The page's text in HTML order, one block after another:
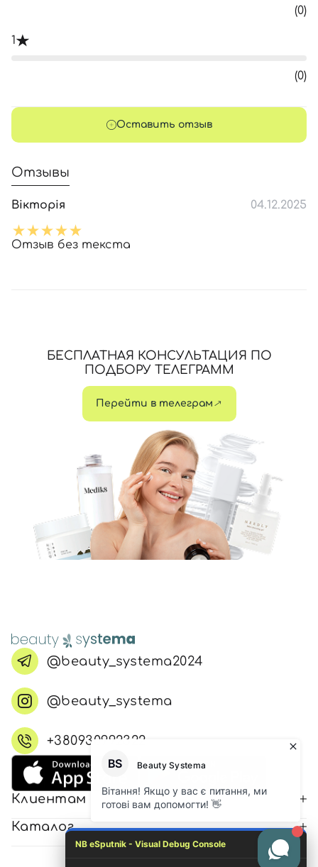
(0)
1
(0)
Оставить отзыв
Отзывы
Вікторія 04.12.2025
Отзыв без текста
БЕСПЛАТНАЯ КОНСУЛЬТАЦИЯ ПО
ПОДБОРУ ТЕЛЕГРАММ
Перейти в телеграм
@beauty_systema2024
@beauty_systema
+380930992322
Клиентам
Каталог
NB eSputnik - Visual Debug Console